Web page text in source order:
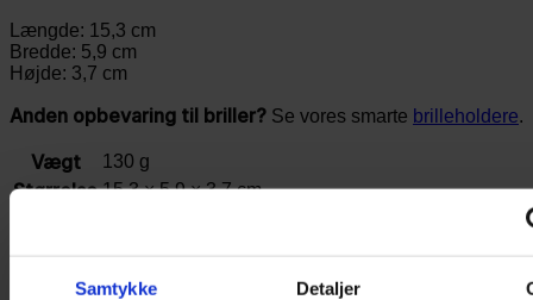
Samtykke Detaljer
Længde: 15,3 cm
Bredde: 5,9 cm
Højde: 3,7 cm
Anden opbevaring til briller? Se vores smarte brilleholdere.
Vægt 130 g
Størrelse 15,3 × 5,9 × 3,7 cm